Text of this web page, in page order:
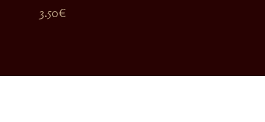
3.50€